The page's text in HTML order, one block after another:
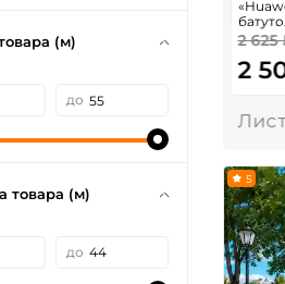
2 625
2
5
(м)
до
товара (м)
до